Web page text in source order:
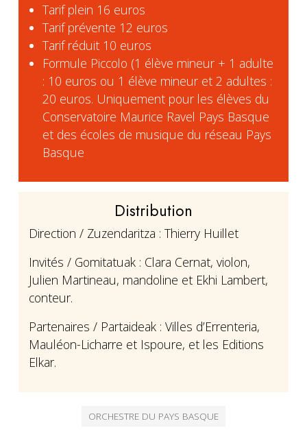
Tarif plein 16 euros
Tarif prévente 12 euros
Tarif réduit 10 euros
Formule Piccolo (1 élève mineur + 1 adulte
: 10 euros ou 1 élève mineur et 2 adultes :
20 euros. Uniquement pour les élèves du
Conservatoire Maurice Ravel Pays Basque
et des écoles de musique du réseau Pays
Basque
Distribution
Direction / Zuzendaritza : Thierry Huillet
Invités / Gomitatuak : Clara Cernat, violon,
Julien Martineau, mandoline et Ekhi Lambert,
conteur.
Partenaires / Partaideak : Villes d’Errenteria,
Mauléon-Licharre et Ispoure, et les Editions
Elkar.
ORCHESTRE DU PAYS BASQUE